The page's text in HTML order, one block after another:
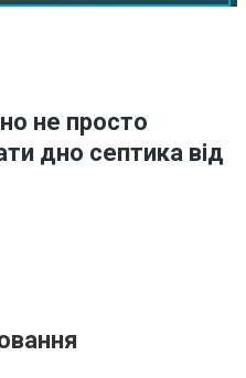
не просто
дно септика від